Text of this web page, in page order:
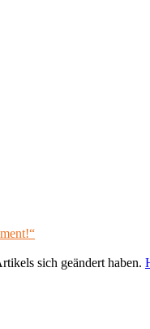
sich geändert haben.